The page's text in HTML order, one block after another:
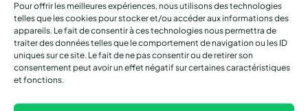
Pour offrir les meilleures expériences, nous utilisons des technologies
telles que les cookies pour stocker et/ou accéder aux informations des
appareils. Le fait de consentir à ces technologies nous permettra de
traiter des données telles que le comportement de navigation ou les ID
uniques sur ce site. Le fait de ne pas consentir ou de retirer son
consentement peut avoir un effet négatif sur certaines caractéristiques
et fonctions.
LÉGAL
CGV / CGU
Mentions légales
Plan du site